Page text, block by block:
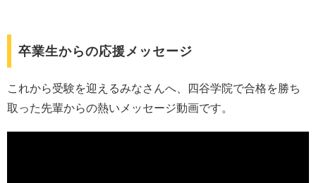
卒業生からの応援メッセージ
これから受験を迎えるみなさんへ、四谷学院で合格を勝ち
取った先輩からの熱いメッセージ動画です。